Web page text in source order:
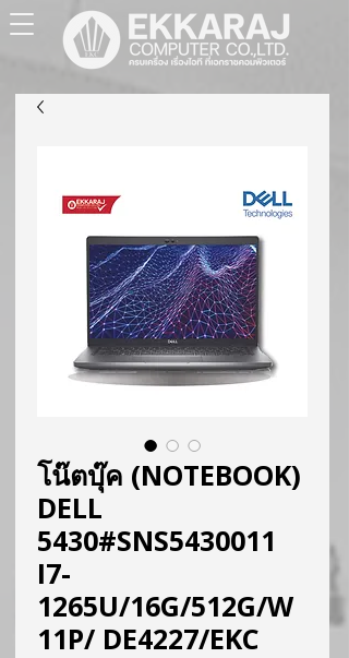
โน๊ตบุ๊ค (NOTEBOOK)
DELL
5430#SNS5430011
I7-
1265U/16G/512G/W
11P/ DE4227/EKC